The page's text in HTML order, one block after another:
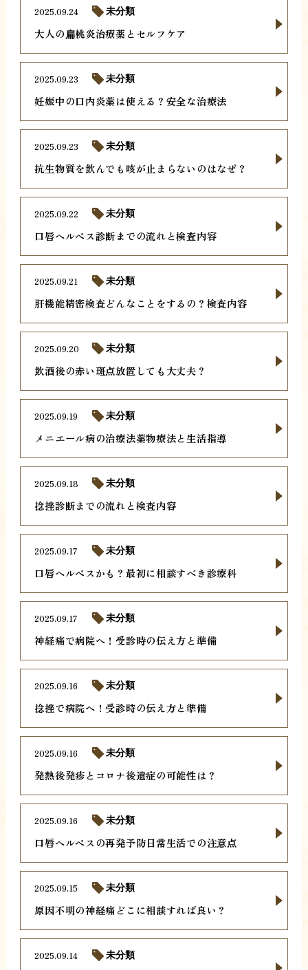
大人の扁桃炎治療薬とセルフケア
2025.09.24 未分類
妊娠中の口内炎薬は使える？安全な治療法
2025.09.23 未分類
抗生物質を飲んでも咳が止まらないのはなぜ？
2025.09.23 未分類
口唇ヘルペス診断までの流れと検査内容
2025.09.22 未分類
肝機能精密検査どんなことをするの？検査内容
2025.09.21 未分類
飲酒後の赤い斑点放置しても大丈夫？
2025.09.20 未分類
メニエール病の治療法薬物療法と生活指導
2025.09.19 未分類
捻挫診断までの流れと検査内容
2025.09.18 未分類
口唇ヘルペスかも？最初に相談すべき診療科
2025.09.17 未分類
神経痛で病院へ！受診時の伝え方と準備
2025.09.17 未分類
捻挫で病院へ！受診時の伝え方と準備
2025.09.16 未分類
発熱後発疹とコロナ後遺症の可能性は？
2025.09.16 未分類
口唇ヘルペスの再発予防日常生活での注意点
2025.09.16 未分類
原因不明の神経痛どこに相談すれば良い？
2025.09.15 未分類
2025.09.14 未分類